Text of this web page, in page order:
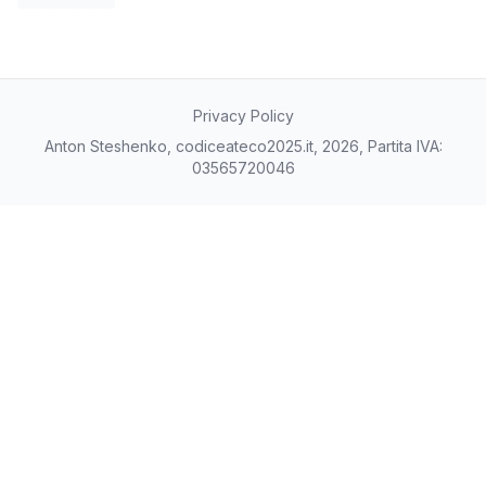
Privacy Policy
Anton Steshenko, codiceateco2025.it, 2026, Partita IVA:
03565720046